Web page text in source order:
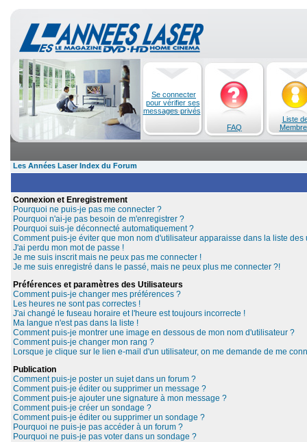
Se connecter
pour vérifier ses
messages privés
FAQ
Liste
Les Années Laser Index du Forum
Connexion et Enregistrement
Pourquoi ne puis-je pas me connecter ?
Pourquoi n'ai-je pas besoin de m'enregistrer ?
Pourquoi suis-je déconnecté automatiquement ?
Comment puis-je éviter que mon nom d'utilisateur apparaisse dans la liste
J'ai perdu mon mot de passe !
Je me suis inscrit mais ne peux pas me connecter !
Je me suis enregistré dans le passé, mais ne peux plus me connecter ?!
Préférences et paramètres des Utilisateurs
Comment puis-je changer mes préférences ?
Les heures ne sont pas correctes !
J'ai changé le fuseau horaire et l'heure est toujours incorrecte !
Ma langue n'est pas dans la liste !
Comment puis-je montrer une image en dessous de mon nom d'utilisateur ?
Comment puis-je changer mon rang ?
Lorsque je clique sur le lien e-mail d'un utilisateur, on me demande de me
Publication
Comment puis-je poster un sujet dans un forum ?
Comment puis-je éditer ou supprimer un message ?
Comment puis-je ajouter une signature à mon message ?
Comment puis-je créer un sondage ?
Comment puis-je éditer ou supprimer un sondage ?
Pourquoi ne puis-je pas accéder à un forum ?
Pourquoi ne puis-je pas voter dans un sondage ?